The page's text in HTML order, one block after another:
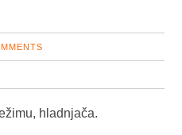
hladnjača.